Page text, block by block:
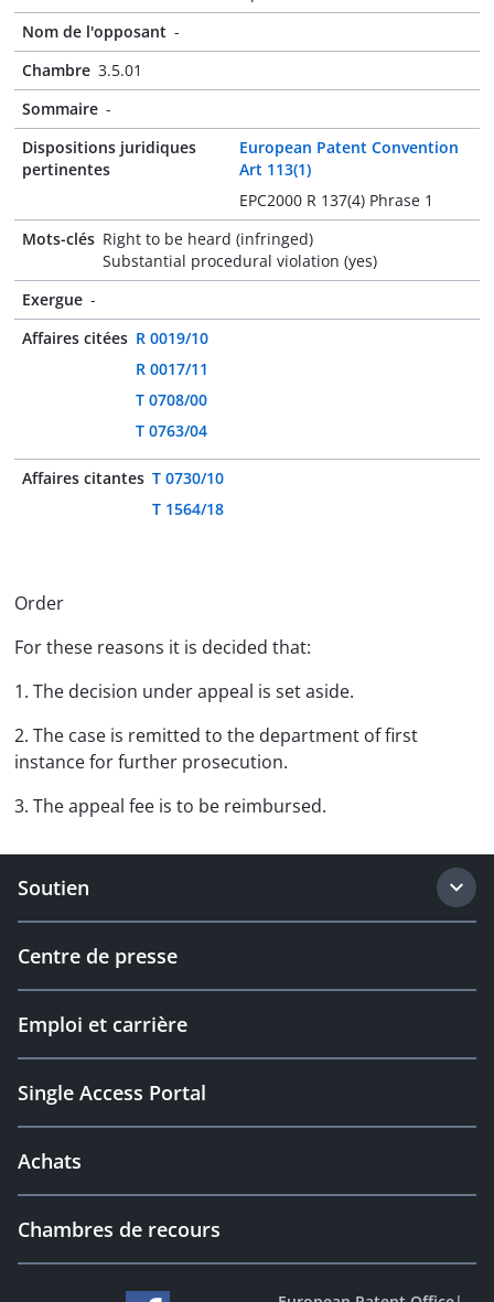
Nom de l'opposant -
Chambre 3.5.01
Sommaire -
Dispositions juridiques
pertinentes
European Patent Convention
Art 113(1)
EPC2000 R 137(4) Phrase 1
Mots-clés Right to be heard (infringed)
Substantial procedural violation (yes)
Exergue -
Affaires citées R 0019/10
R 0017/11
T 0708/00
T 0763/04
Affaires citantes T 0730/10
T 1564/18
Order
For these reasons it is decided that:
1. The decision under appeal is set aside.
2. The case is remitted to the department of first
instance for further prosecution.
3. The appeal fee is to be reimbursed.
Soutien
Centre de presse
Emploi et carrière
Single Access Portal
Achats
Chambres de recours